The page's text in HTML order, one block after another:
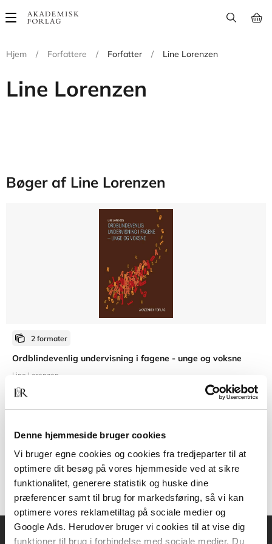
Denne hjemmeside bruger cookies
Vi bruger egne cookies og cookies fra tredjeparter til at
optimere dit besøg på vores hjemmeside ved at sikre
funktionalitet, generere statistik og huske dine
præferencer samt til brug for markedsføring, så vi kan
optimere vores reklametiltag på sociale medier og
Google Ads. Herudover bruger vi cookies til at vise dig
funktioner til brug i forbindelse med sociale medier. Du
Main
Hjem
/ Forfattere / Forfatter / Line Lorenzen
Line Lorenzen
Bøger af Line Lorenzen
2 formater
Ordblindevenlig undervisning i fagene - unge og voksne
Line Lorenzen
179,95 KR.